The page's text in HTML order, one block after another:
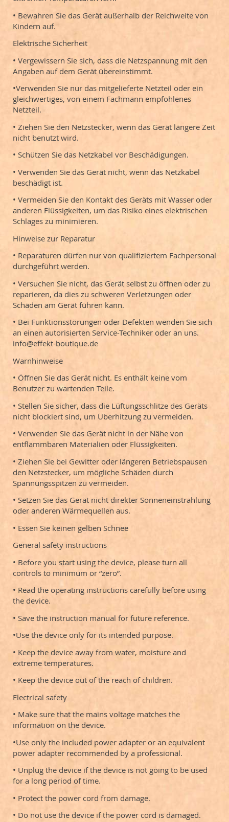
• Bewahren Sie das Gerät außerhalb der Reichweite von
Kindern auf.
Elektrische Sicherheit
• Vergewissern Sie sich, dass die Netzspannung mit den
Angaben auf dem Gerät übereinstimmt.
•Verwenden Sie nur das mitgelieferte Netzteil oder ein
gleichwertiges, von einem Fachmann empfohlenes
Netzteil.
• Ziehen Sie den Netzstecker, wenn das Gerät längere Zeit
nicht benutzt wird.
• Schützen Sie das Netzkabel vor Beschädigungen.
• Verwenden Sie das Gerät nicht, wenn das Netzkabel
beschädigt ist.
• Vermeiden Sie den Kontakt des Geräts mit Wasser oder
anderen Flüssigkeiten, um das Risiko eines elektrischen
Schlages zu minimieren.
Hinweise zur Reparatur
• Reparaturen dürfen nur von qualifiziertem Fachpersonal
durchgeführt werden.
• Versuchen Sie nicht, das Gerät selbst zu öffnen oder zu
reparieren, da dies zu schweren Verletzungen oder
Schäden am Gerät führen kann.
• Bei Funktionsstörungen oder Defekten wenden Sie sich
an einen autorisierten Service-Techniker oder an uns.
info@effekt-boutique.de
Warnhinweise
• Öffnen Sie das Gerät nicht. Es enthält keine vom
Benutzer zu wartenden Teile.
• Stellen Sie sicher, dass die Lüftungsschlitze des Geräts
nicht blockiert sind, um Überhitzung zu vermeiden.
• Verwenden Sie das Gerät nicht in der Nähe von
entflammbaren Materialien oder Flüssigkeiten.
• Ziehen Sie bei Gewitter oder längeren Betriebspausen
den Netzstecker, um mögliche Schäden durch
Spannungsspitzen zu vermeiden.
• Setzen Sie das Gerät nicht direkter Sonneneinstrahlung
oder anderen Wärmequellen aus.
• Essen Sie keinen gelben Schnee
General safety instructions
• Before you start using the device, please turn all
controls to minimum or “zero”.
• Read the operating instructions carefully before using
the device.
• Save the instruction manual for future reference.
•Use the device only for its intended purpose.
• Keep the device away from water, moisture and
extreme temperatures.
• Keep the device out of the reach of children.
Electrical safety
• Make sure that the mains voltage matches the
information on the device.
•Use only the included power adapter or an equivalent
power adapter recommended by a professional.
• Unplug the device if the device is not going to be used
for a long period of time.
• Protect the power cord from damage.
• Do not use the device if the power cord is damaged.